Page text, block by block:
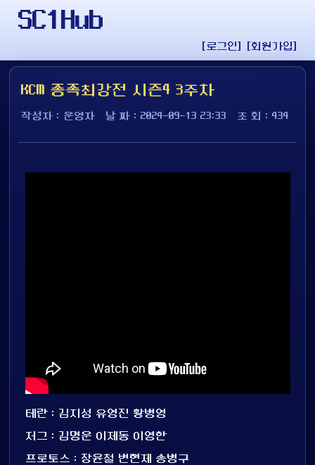
SC1Hub
[로그인] [회원가입]
KCM 종족최강전 시즌4 3주차
작성자 : 운영자 날 짜 : 2024-09-13 23:33 조 회 : 434
테란 : 김지성 유영진 황병영
저그 : 김명운 이제동 이영한
프로토스 : 장윤철 변현제 송병구